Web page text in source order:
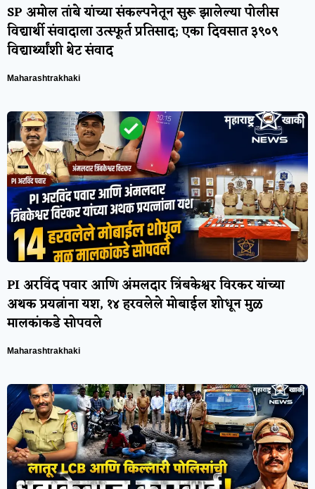
SP अमोल तांबे यांच्या संकल्पनेतून सुरू झालेल्या पोलीस
विद्यार्थी संवादाला उत्स्फूर्त प्रतिसाद; एका दिवसात ३९०९
विद्यार्थ्यांशी थेट संवाद
Maharashtrakhaki
PI अरविंद पवार आणि अंमलदार त्रिंबकेश्वर विरकर यांच्या
अथक प्रयत्नांना यश, १४ हरवलेले मोबाईल शोधून मुळ
मालकांकडे सोपवले
Maharashtrakhaki